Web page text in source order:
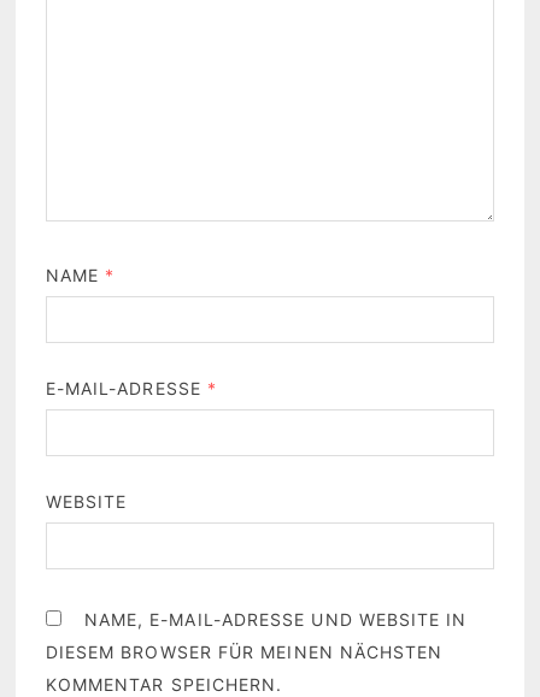
NAME *
E-MAIL-ADRESSE *
WEBSITE
NAME, E-MAIL-ADRESSE UND WEBSITE IN
DIESEM BROWSER FÜR MEINEN NÄCHSTEN
KOMMENTAR SPEICHERN.